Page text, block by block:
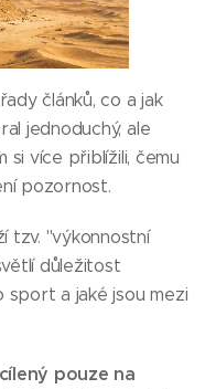
článků, co a jak
jednoduchý, ale
si více přiblížili, čemu
pozornost.
tzv. "výkonnostní
důležitost
a jaké jsou mezi
pouze na